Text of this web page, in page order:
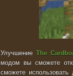
Улучшение The
модом вы сможете
сможете использовать